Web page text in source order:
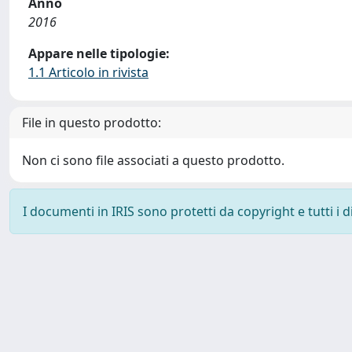
2016
Appare nelle tipologie:
1.1 Articolo in rivista
File in questo prodotto:
Non ci sono file associati a questo prodotto.
I documenti in IRIS sono protetti da copyright e tutti i